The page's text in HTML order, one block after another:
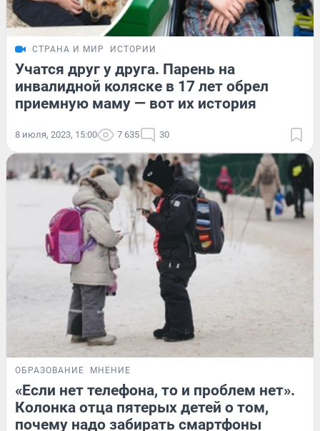
СТРАНА И МИР ИСТОРИИ
Учатся друг у друга. Парень на
инвалидной коляске в 17 лет обрел
приемную маму — вот их история
8 июля, 2023, 15:00 7 635 30
ОБРАЗОВАНИЕ МНЕНИЕ
«Если нет телефона, то и проблем нет».
Колонка отца пятерых детей о том,
почему надо забирать смартфоны